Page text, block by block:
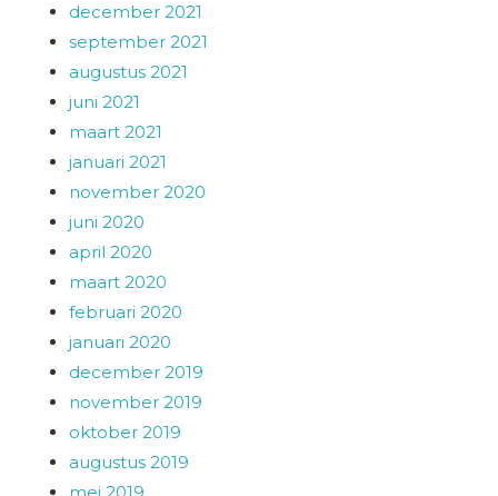
december 2021
september 2021
augustus 2021
juni 2021
maart 2021
januari 2021
november 2020
juni 2020
april 2020
maart 2020
februari 2020
januari 2020
december 2019
november 2019
oktober 2019
augustus 2019